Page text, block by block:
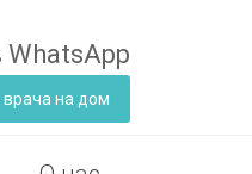
врача на дом